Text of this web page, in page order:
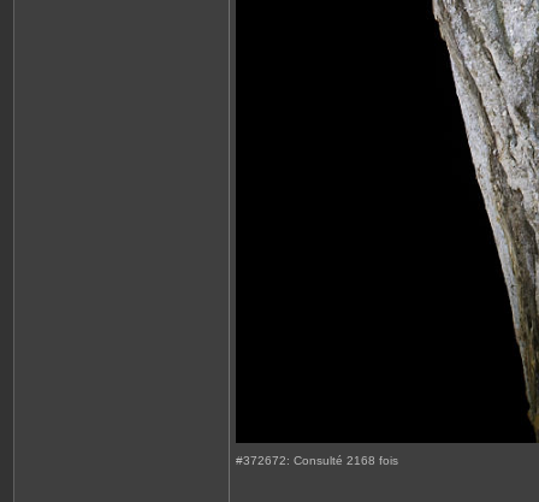
#372672: Consulté 2168 fois